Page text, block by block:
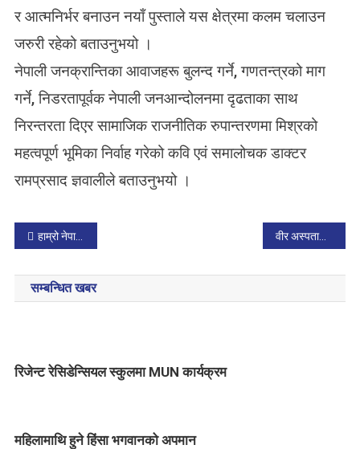
स
त
र आत्मनिर्भर बनाउन नयाँ पुस्ताले यस क्षेत्रमा कलम चलाउन
जरुरी रहेको बताउनुभयो ।
नेपाली जनक्रान्तिका आवाजहरू बुलन्द गर्ने, गणतन्त्रको माग
गर्ने, निडरतापूर्वक नेपाली जनआन्दोलनमा दृढताका साथ
निरन्तरता दिएर सामाजिक राजनीतिक रुपान्तरणमा मिश्रको
महत्वपूर्ण भूमिका निर्वाह गरेको कवि एवं समालोचक डाक्टर
रामप्रसाद ज्ञवालीले बताउनुभयो ।
P
o
s
n
v
हाम्रो नेपाली सेनाले मादल बजाएर विश्व रेकर्ड बनायो वीर अस्पतालमा बर्न वार्ड
सम्बन्धित खबर
रिजेन्ट रेसिडेन्सियल स्कुलमा MUN कार्यक्रम
महिलामाथि हुने हिंसा भगवानको अपमान